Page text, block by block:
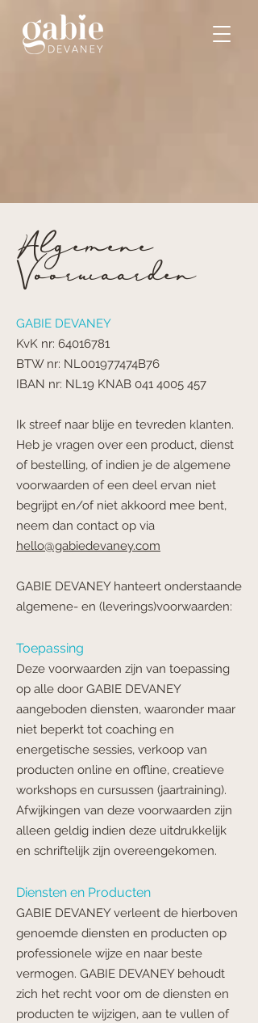
Algemene
Voorwaarden
GABIE DEVANEY
KvK nr: 64016781
BTW nr: NL001977474B76
IBAN nr: NL19 KNAB 041 4005 457
Ik streef naar blije en tevreden klanten.
Heb je vragen over een product, dienst
of bestelling, of indien je de algemene
voorwaarden of een deel ervan niet
begrijpt en/of niet akkoord mee bent,
neem dan contact op via
hello@gabiedevaney.com
GABIE DEVANEY hanteert onderstaande
algemene- en (leverings)voorwaarden:
Toepassing
Deze voorwaarden zijn van toepassing
op alle door GABIE DEVANEY
aangeboden diensten, waaronder maar
niet beperkt tot coaching en
energetische sessies, verkoop van
producten online en offline, creatieve
workshops en cursussen (jaartraining).
Afwijkingen van deze voorwaarden zijn
alleen geldig indien deze uitdrukkelijk
en schriftelijk zijn overeengekomen.
Diensten en Producten
GABIE DEVANEY verleent de hierboven
genoemde diensten en producten op
professionele wijze en naar beste
vermogen. GABIE DEVANEY behoudt
zich het recht voor om de diensten en
producten te wijzigen, aan te vullen of